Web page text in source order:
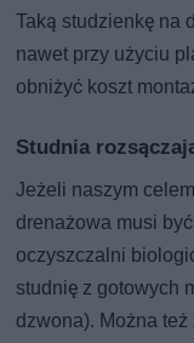
Taką studzienkę na
nawet przy użyciu
obniżyć koszt
Studnia
Jeżeli naszym
drenażowa musi
oczyszczalni
studnię z gotowych
dzwona). Można